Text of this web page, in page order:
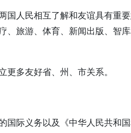
国人民相互了解和友谊具有重
、旅游、体育、新闻出版、智
更多友好省、州、市关系。
国际义务以及《中华人民共和